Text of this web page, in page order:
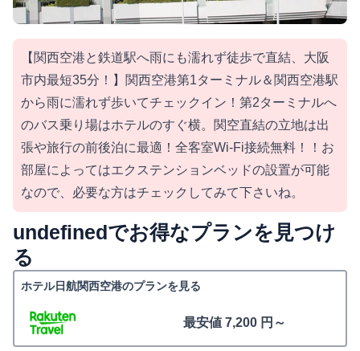
【関西空港と鉄道駅へ雨にも濡れず徒歩で直結、大阪
市内最短35分！】関西空港第1ターミナル＆関西空港駅
から雨に濡れず歩いてチェックイン！第2ターミナルへ
のバス乗り場はホテルのすぐ横。関空直結の立地は出
張や旅行の前後泊に最適！全客室Wi-Fi接続無料！！お
部屋によってはエクステンションベッドの設置が可能
なので、必要な方はチェックしてみて下さいね。
undefinedでお得なプランを見つけ
る
ホテル日航関西空港のプランを見る
最安値 7,200 円～